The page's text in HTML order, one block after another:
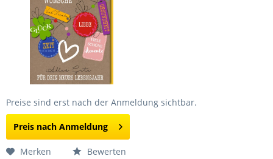
Preise sind erst nach der Anmeldung sichtbar.
Preis nach Anmeldung
Merken Bewerten